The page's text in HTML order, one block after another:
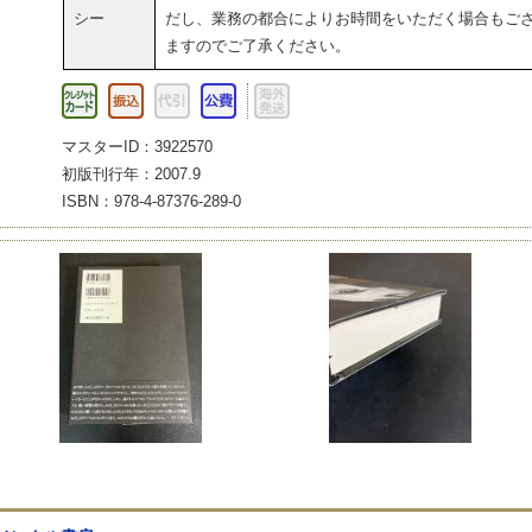
シー
だし、業務の都合によりお時間をいただく場合もご
ますのでご了承ください。
マスターID：3922570
初版刊行年：2007.9
ISBN：978-4-87376-289-0